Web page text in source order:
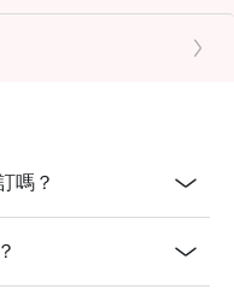
服務或特別推廣優惠
不可轉售或贈子他人
情況而定
座前通知及出示訂座頁
嗎？